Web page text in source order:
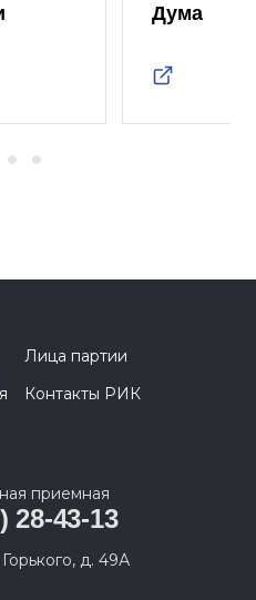
Дума
Лица партии
Контакты РИК
приемная
28-43-13
д. 49А